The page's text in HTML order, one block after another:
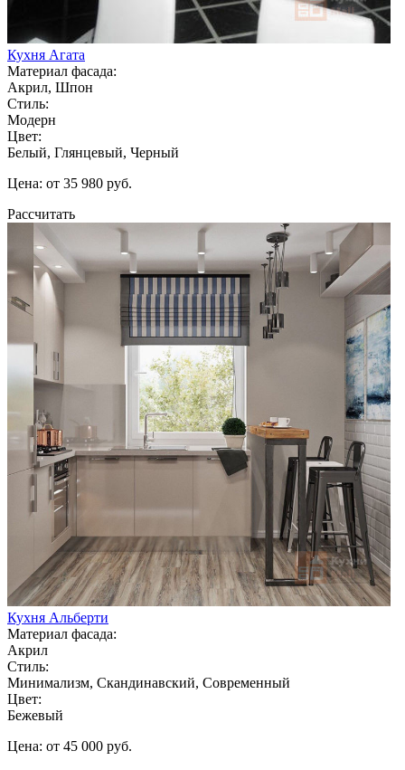
Кухня Агата
Материал фасада:
Акрил, Шпон
Стиль:
Модерн
Цвет:
Белый, Глянцевый, Черный
Цена: от 35 980 руб.
Рассчитать
Кухня Альберти
Материал фасада:
Акрил
Стиль:
Минимализм, Скандинавский, Современный
Цвет:
Бежевый
Цена: от 45 000 руб.